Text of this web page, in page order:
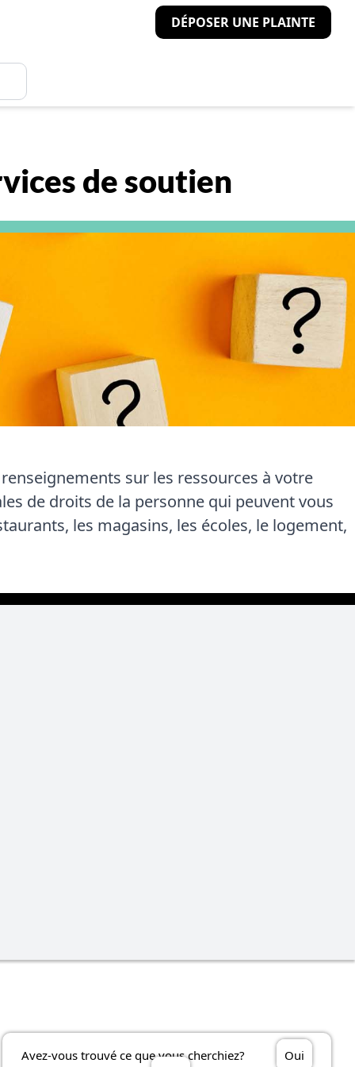
DÉPOSER UNE PLAINTE
de soutien
sur les ressources à votre
de droits de la personne qui peuvent vous
les magasins, les écoles, le logement,
Avez-vous trouvé ce que vous cherchiez?
Oui